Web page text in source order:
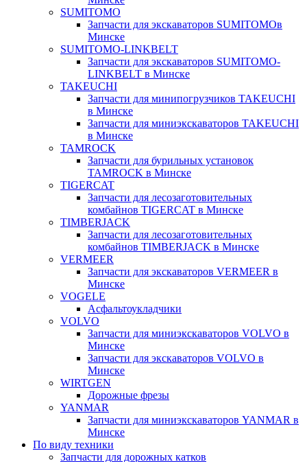
SUMITOMO
Запчасти для экскаваторов SUMITOMOв
Минске
SUMITOMO-LINKBELT
Запчасти для экскаваторов SUMITOMO-
LINKBELT в Минске
TAKEUCHI
Запчасти для минипогрузчиков TAKEUCHI
в Минске
Запчасти для миниэкскаваторов TAKEUCHI
в Минске
TAMROCK
Запчасти для бурильных установок
TAMROCK в Минске
TIGERCAT
Запчасти для лесозаготовительных
комбайнов TIGERCAT в Минске
TIMBERJACK
Запчасти для лесозаготовительных
комбайнов TIMBERJACK в Минске
VERMEER
Запчасти для экскаваторов VERMEER в
Минске
VOGELE
Асфальтоукладчики
VOLVO
Запчасти для миниэкскаваторов VOLVO в
Минске
Запчасти для экскаваторов VOLVO в
Минске
WIRTGEN
Дорожные фрезы
YANMAR
Запчасти для миниэкскаваторов YANMAR в
Минске
По виду техники
Запчасти для дорожных катков